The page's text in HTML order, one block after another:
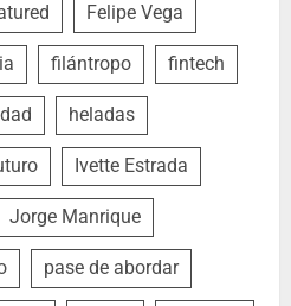
Felipe Vega
filántropo fintech
heladas
Ivette Estrada
Jorge Manrique
pase de abordar